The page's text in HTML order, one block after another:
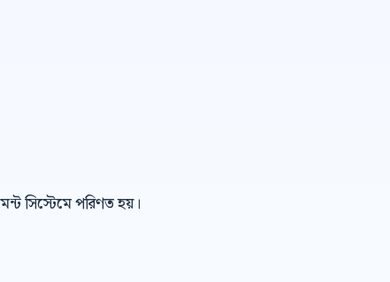
সিস্টেমে পরিণত হয়।